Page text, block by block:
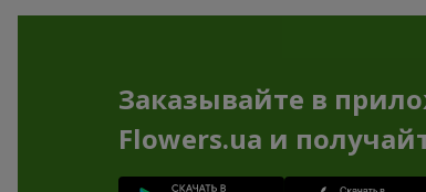
Заказывайте в
Flowers.ua и